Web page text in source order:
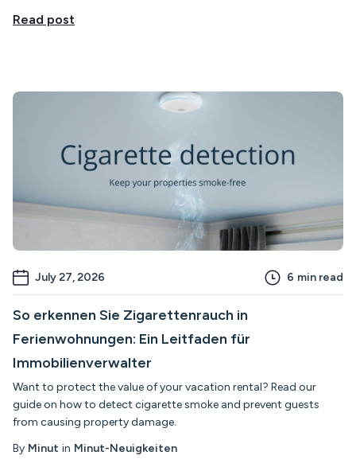
Read post
July 27, 2026 6 min read
So erkennen Sie Zigarettenrauch in
Ferienwohnungen: Ein Leitfaden für
Immobilienverwalter
Want to protect the value of your vacation rental? Read our
guide on how to detect cigarette smoke and prevent guests
from causing property damage.
By Minut in Minut-Neuigkeiten